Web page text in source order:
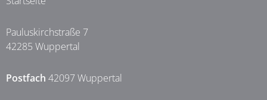
Pauluskirchstraße 7
42285 Wuppertal
Postfach 42097 Wuppertal